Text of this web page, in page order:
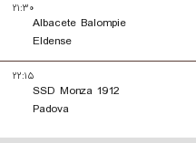
۲۱:۳۰
Albacete Balompie
Eldense
۲۲:۱۵
SSD Monza 1912
Padova